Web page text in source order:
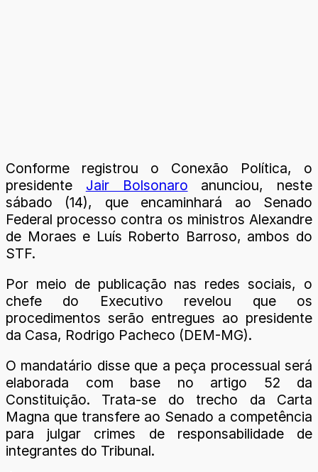
Conforme registrou o Conexão Política, o
presidente Jair Bolsonaro anunciou, neste
sábado (14), que encaminhará ao Senado
Federal processo contra os ministros Alexandre
de Moraes e Luís Roberto Barroso, ambos do
STF.
Por meio de publicação nas redes sociais, o
chefe do Executivo revelou que os
procedimentos serão entregues ao presidente
da Casa, Rodrigo Pacheco (DEM-MG).
O mandatário disse que a peça processual será
elaborada com base no artigo 52 da
Constituição. Trata-se do trecho da Carta
Magna que transfere ao Senado a competência
para julgar crimes de responsabilidade de
integrantes do Tribunal.